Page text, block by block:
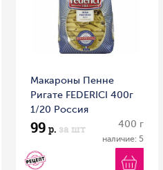
Макароны Пенне
Ригате FEDERICI 400г
1/20 Россия
99 р. за шт 400 г
наличие: 5